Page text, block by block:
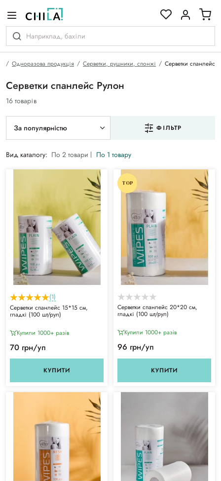
Одноразова продукція Серветки, рушники, спонжі Серветки спанлейс
Серветки спанлейс Рулон
16 товарів
За популярністю ФІЛЬТР
Вид каталогу: По 2 товари По 1 товару
(1)
Серветки спанлейс 15*15 см,
гладкі (100 шт/рул)
Купили 1000+ разiв
70 грн/уп
КУПИТИ
TOP
Серветки спанлейс 20*20 см,
гладкі (100 шт/рул)
Купили 1000+ разiв
96 грн/уп
КУПИТИ
гамі